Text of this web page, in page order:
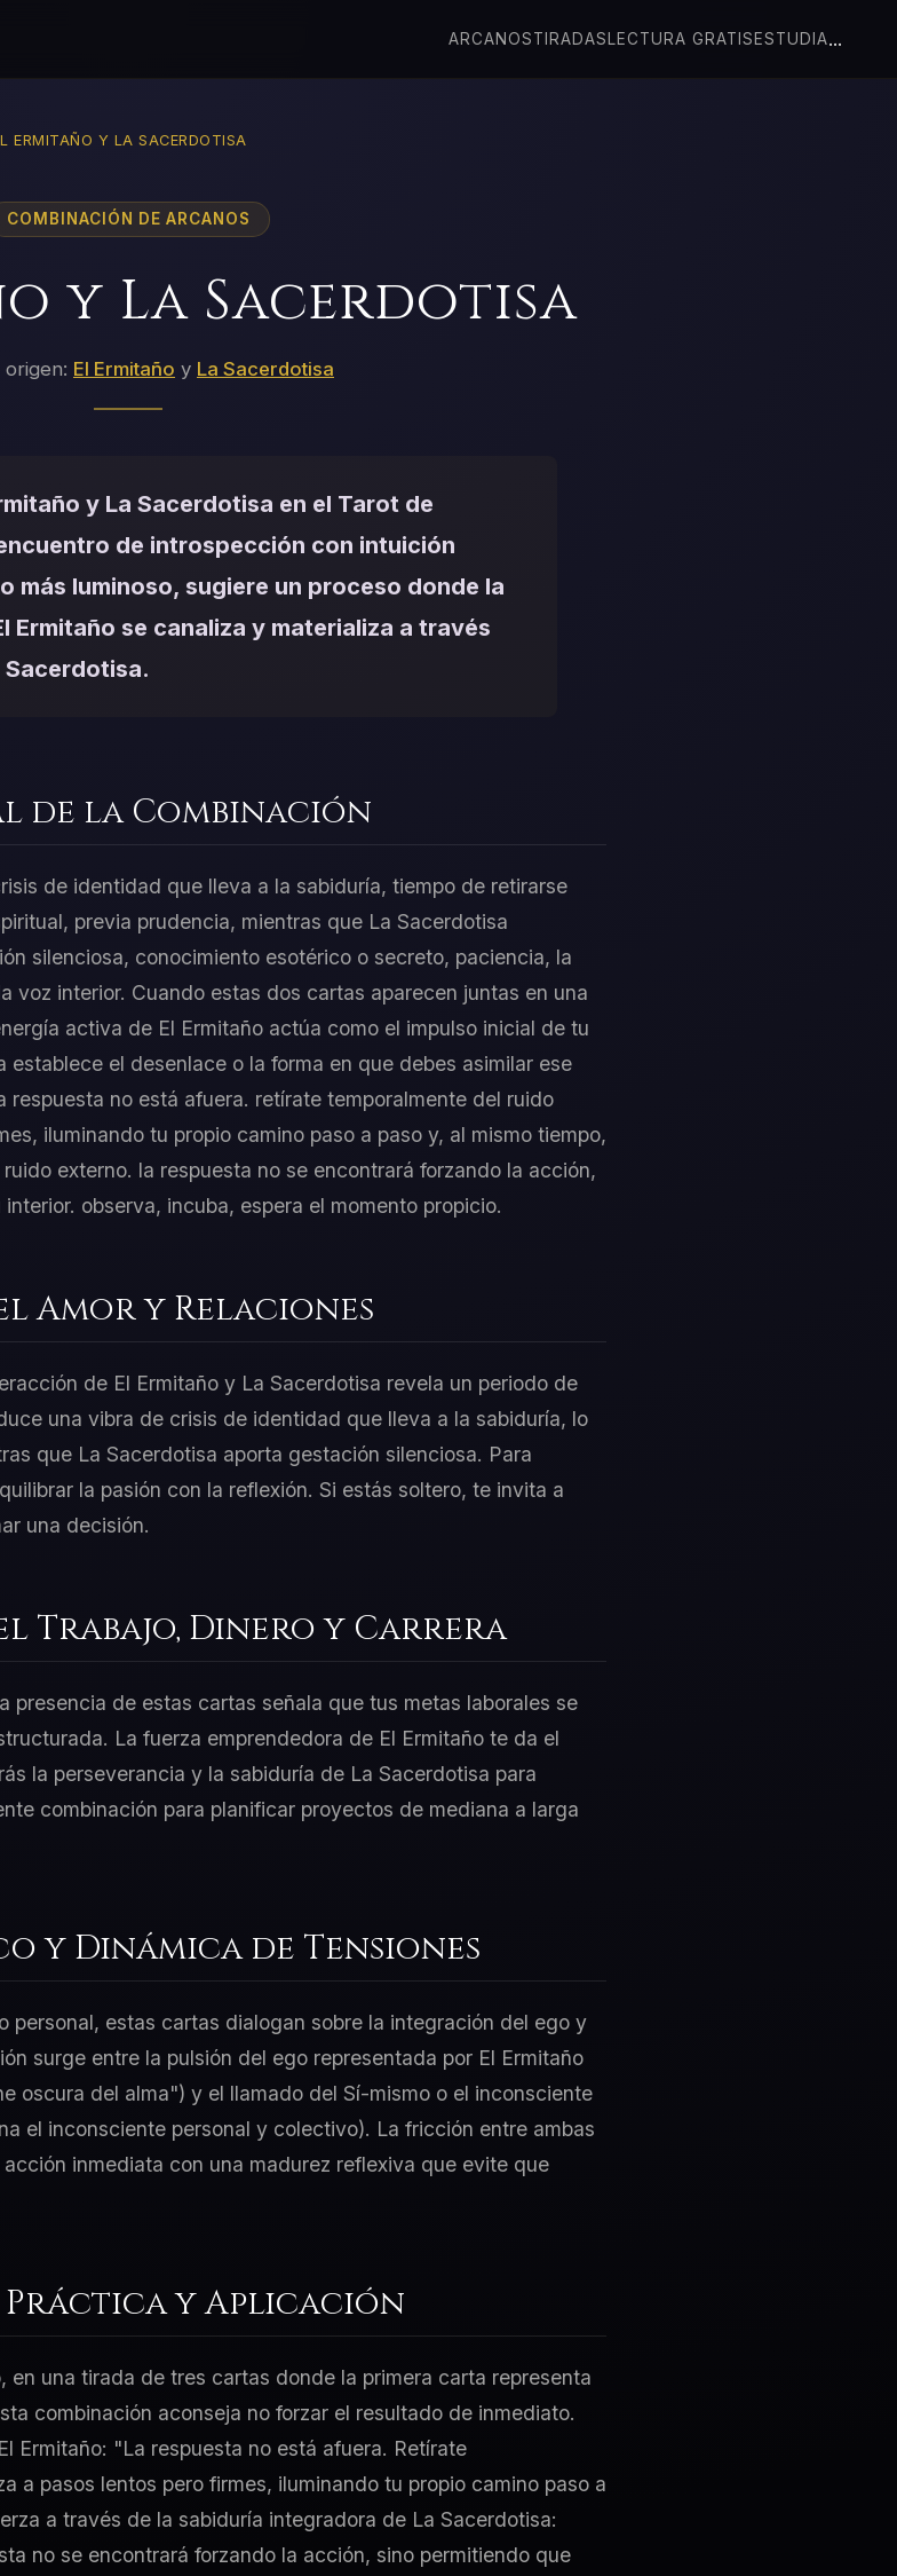
ARCANOSTIRADAS LECTURA GRATIS ESTUDIA...
ERMITAÑO Y LA SACERDOTISA
COMBINACIÓN DE ARCANOS
y La Sacerdotisa
El Ermitaño y La Sacerdotisa
y La Sacerdotisa en el Tarot de
de introspección con intuición
más luminoso, sugiere un proceso donde la
Ermitaño se canaliza y materializa a través
Sacerdotisa.
de la Combinación
de identidad que lleva a la sabiduría, tiempo de retirarse
previa prudencia, mientras que La Sacerdotisa
silenciosa, conocimiento esotérico o secreto, paciencia, la
voz interior. Cuando estas dos cartas aparecen juntas en una
activa de El Ermitaño actúa como el impulso inicial de tu
el desenlace o la forma en que debes asimilar ese
respuesta no está afuera. retírate temporalmente del ruido
iluminando tu propio camino paso a paso y, al mismo tiempo,
externo. la respuesta no se encontrará forzando la acción,
observa, incuba, espera el momento propicio.
Amor y Relaciones
de El Ermitaño y La Sacerdotisa revela un periodo de
una vibra de crisis de identidad que lleva a la sabiduría, lo
que La Sacerdotisa aporta gestación silenciosa. Para
la pasión con la reflexión. Si estás soltero, te invita a
una decisión.
Trabajo, Dinero y Carrera
presencia de estas cartas señala que tus metas laborales se
La fuerza emprendedora de El Ermitaño te da el
la perseverancia y la sabiduría de La Sacerdotisa para
combinación para planificar proyectos de mediana a larga
y Dinámica de Tensiones
personal, estas cartas dialogan sobre la integración del ego y
surge entre la pulsión del ego representada por El Ermitaño
oscura del alma") y el llamado del Sí-mismo o el inconsciente
el inconsciente personal y colectivo). La fricción entre ambas
inmediata con una madurez reflexiva que evite que
Práctica y Aplicación
en una tirada de tres cartas donde la primera carta representa
combinación aconseja no forzar el resultado de inmediato.
Ermitaño: "La respuesta no está afuera. Retírate
a pasos lentos pero firmes, iluminando tu propio camino paso a
a través de la sabiduría integradora de La Sacerdotisa:
no se encontrará forzando la acción, sino permitiendo que